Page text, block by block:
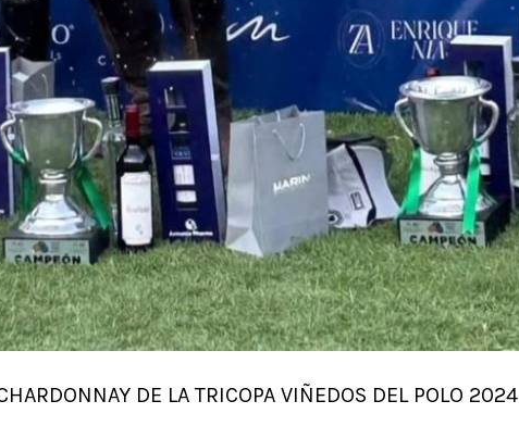
DE LA TRICOPA VIÑEDOS DEL POLO 2024